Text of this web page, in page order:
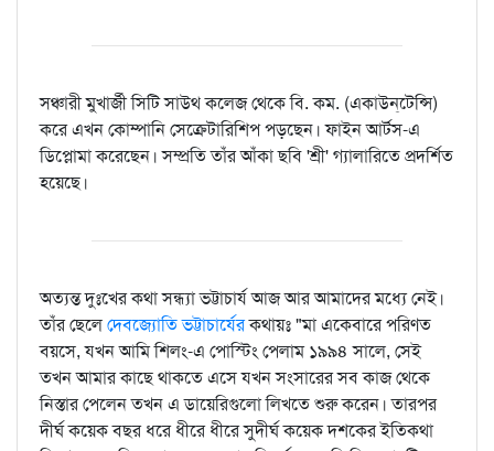
সঞ্চারী মুখার্জী সিটি সাউথ কলেজ থেকে বি. কম. (একাউন্‌টেন্সি)
করে এখন কোম্পানি সেক্রেটারিশিপ পড়ছেন। ফাইন আর্টস-এ
ডিপ্লোমা করেছেন। সম্প্রতি তাঁর আঁকা ছবি 'শ্রী' গ্যালারিতে প্রদর্শিত
হয়েছে।
অত্যন্ত দুঃখের কথা সন্ধ্যা ভট্টাচার্য আজ আর আমাদের মধ্যে নেই।
তাঁর ছেলেদেবজ্যোতি ভট্টাচার্যেরকথায়ঃ "মা একেবারে পরিণত
বয়সে, যখন আমি শিলং-এ পোস্টিং পেলাম ১৯৯৪ সালে, সেই
তখন আমার কাছে থাকতে এসে যখন সংসারের সব কাজ থেকে
নিস্তার পেলেন তখন এ ডায়েরিগুলো লিখতে শুরু করেন। তারপর
দীর্ঘ কয়েক বছর ধরে ধীরে ধীরে সুদীর্ঘ কয়েক দশকের ইতিকথা